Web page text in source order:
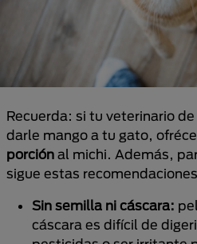
Recuerda: si tu veterinario
darle mango a tu gato,
porción al michi. Además,
sigue estas
Sin semilla ni cáscara:
cáscara es difícil de